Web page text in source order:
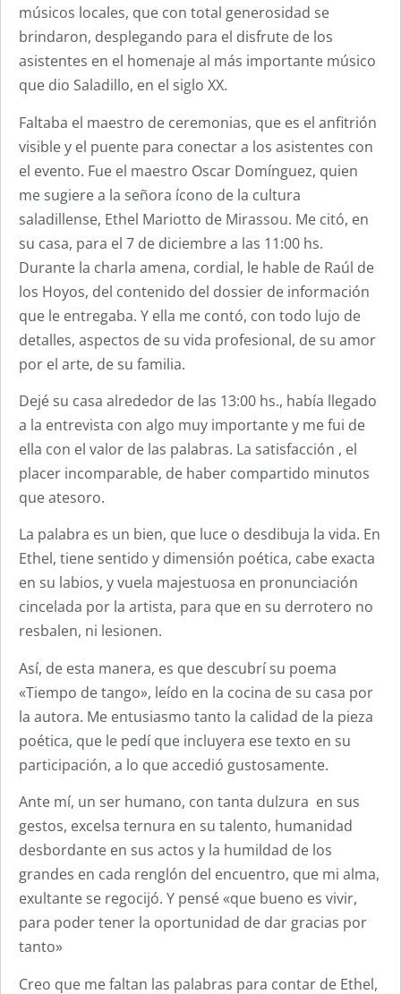
músicos locales, que con total generosidad se
brindaron, desplegando para el disfrute de los
asistentes en el homenaje al más importante músico
que dio Saladillo, en el siglo XX.
Faltaba el maestro de ceremonias, que es el anfitrión
visible y el puente para conectar a los asistentes con
el evento. Fue el maestro Oscar Domínguez, quien
me sugiere a la señora ícono de la cultura
saladillense, Ethel Mariotto de Mirassou. Me citó, en
su casa, para el 7 de diciembre a las 11:00 hs.
Durante la charla amena, cordial, le hable de Raúl de
los Hoyos, del contenido del dossier de información
que le entregaba. Y ella me contó, con todo lujo de
detalles, aspectos de su vida profesional, de su amor
por el arte, de su familia.
Dejé su casa alrededor de las 13:00 hs., había llegado
a la entrevista con algo muy importante y me fui de
ella con el valor de las palabras. La satisfacción , el
placer incomparable, de haber compartido minutos
que atesoro.
La palabra es un bien, que luce o desdibuja la vida. En
Ethel, tiene sentido y dimensión poética, cabe exacta
en su labios, y vuela majestuosa en pronunciación
cincelada por la artista, para que en su derrotero no
resbalen, ni lesionen.
Así, de esta manera, es que descubrí su poema
«Tiempo de tango», leído en la cocina de su casa por
la autora. Me entusiasmo tanto la calidad de la pieza
poética, que le pedí que incluyera ese texto en su
participación, a lo que accedió gustosamente.
Ante mí, un ser humano, con tanta dulzura en sus
gestos, excelsa ternura en su talento, humanidad
desbordante en sus actos y la humildad de los
grandes en cada renglón del encuentro, que mi alma,
exultante se regocijó. Y pensé «que bueno es vivir,
para poder tener la oportunidad de dar gracias por
tanto»
Creo que me faltan las palabras para contar de Ethel,